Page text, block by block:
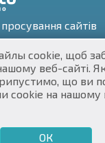
сайтів
cookie, щоб
веб-сайті.
що ви
cookie на нашому
ОК